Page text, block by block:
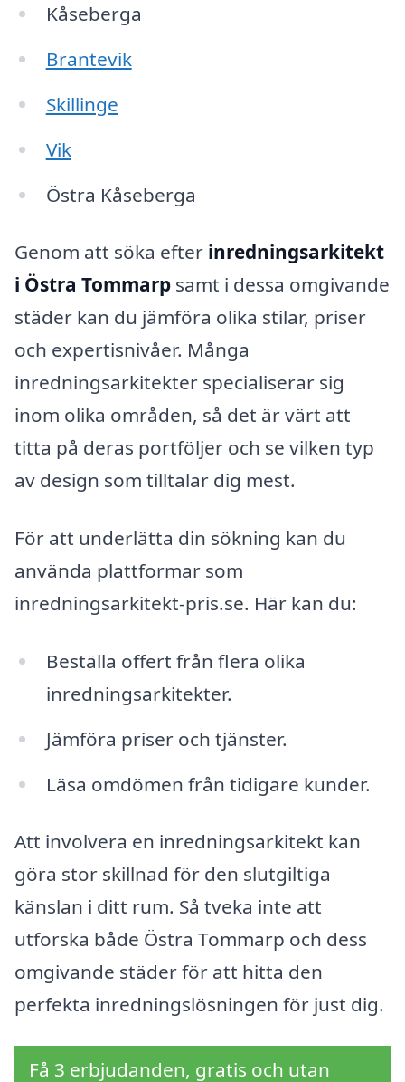
Kåseberga
Brantevik
Skillinge
Vik
Östra Kåseberga
Genom att söka efter inredningsarkitekt
i Östra Tommarp samt i dessa omgivande
städer kan du jämföra olika stilar, priser
och expertisnivåer. Många
inredningsarkitekter specialiserar sig
inom olika områden, så det är värt att
titta på deras portföljer och se vilken typ
av design som tilltalar dig mest.
För att underlätta din sökning kan du
använda plattformar som
inredningsarkitekt-pris.se. Här kan du:
Beställa offert från flera olika
inredningsarkitekter.
Jämföra priser och tjänster.
Läsa omdömen från tidigare kunder.
Att involvera en inredningsarkitekt kan
göra stor skillnad för den slutgiltiga
känslan i ditt rum. Så tveka inte att
utforska både Östra Tommarp och dess
omgivande städer för att hitta den
perfekta inredningslösningen för just dig.
Få 3 erbjudanden, gratis och utan